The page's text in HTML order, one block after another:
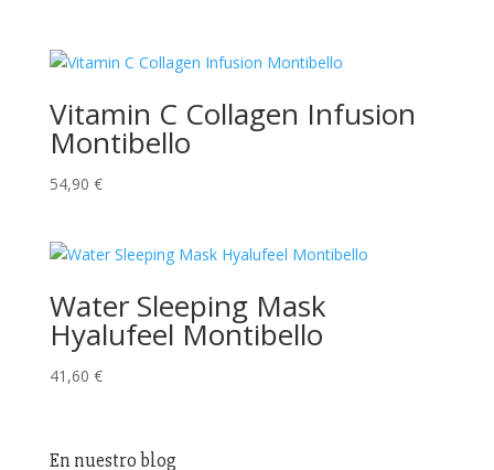
Vitamin C Collagen Infusion
Montibello
54,90 €
Water Sleeping Mask
Hyalufeel Montibello
41,60 €
En nuestro blog